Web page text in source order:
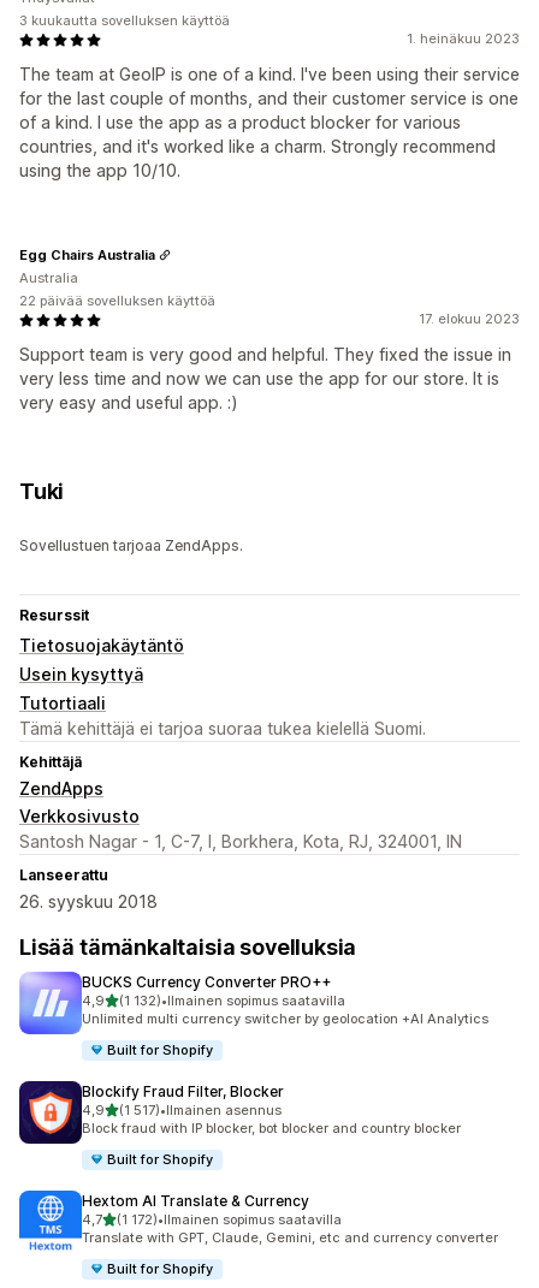
1. heinäkuu 2023
The team at GeoIP is one of a kind. I've been using their service
for the last couple of months, and their customer service is one
of a kind. I use the app as a product blocker for various
countries, and it's worked like a charm. Strongly recommend
using the app 10/10.
3 kuukautta sovelluksen käyttöä
17. elokuu 2023
Support team is very good and helpful. They fixed the issue in
very less time and now we can use the app for our store. It is
very easy and useful app. :)
Egg Chairs Australia
Australia
22 päivää sovelluksen käyttöä
Tuki
Sovellustuen tarjoaa ZendApps.
Resurssit
Tietosuojakäytäntö
Usein kysyttyä
Tutortiaali
Tämä kehittäjä ei tarjoa suoraa tukea kielellä Suomi.
Kehittäjä
ZendApps
Verkkosivusto
Santosh Nagar - 1, C-7, I, Borkhera, Kota, RJ, 324001, IN
Lanseerattu
26. syyskuu 2018
Lisää tämänkaltaisia sovelluksia
BUCKS Currency Converter PRO++
4,9/ 5 tähteä
(1 132)
1132 arvostelua yhteensä
•Ilmainen sopimus saatavilla
Unlimited multi currency switcher by geolocation +AI Analytics
Built for Shopify
Blockify Fraud Filter, Blocker
4,9/ 5 tähteä
(1 517)
1517 arvostelua yhteensä
•Ilmainen asennus
Block fraud with IP blocker, bot blocker and country blocker
Built for Shopify
Hextom AI Translate & Currency
4,7/ 5 tähteä
(1 172)
1172 arvostelua yhteensä
•Ilmainen sopimus saatavilla
Translate with GPT, Claude, Gemini, etc and currency converter
Built for Shopify